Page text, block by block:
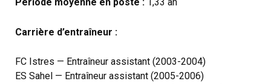
Carrière d’entraîneur :
FC Istres — Entraîneur assistant (2003-2004)
ES Sahel — Entraîneur assistant (2005-2006)